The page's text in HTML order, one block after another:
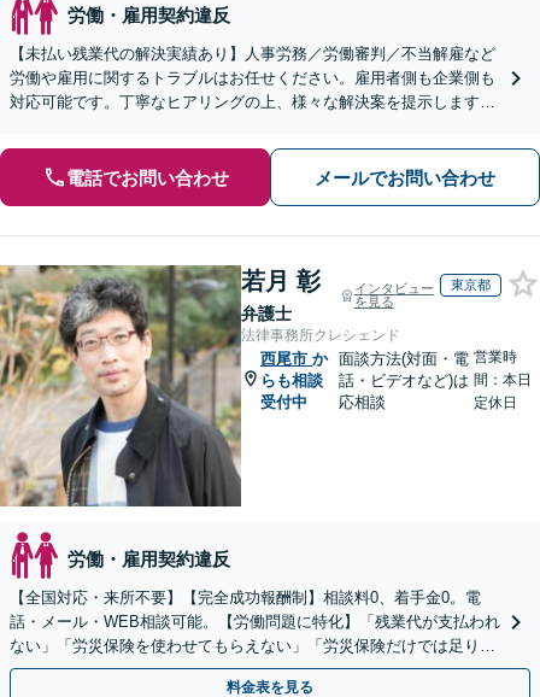
労働・雇用契約違反
【未払い残業代の解決実績あり】人事労務／労働審判／不当解雇など
労働や雇用に関するトラブルはお任せください。雇用者側も企業側も
対応可能です。丁寧なヒアリングの上、様々な解決案を提示します
電話でお問い合わせ メールでお問い合わせ
若月 彰
弁護士
インタビュー
を見る
東京都
法律事務所クレシェンド
西尾市 か
らも相談
受付中
面談方法(対面・電
話・ビデオなど)は
応相談
営業時
間：本日
定休日
労働・雇用契約違反
【全国対応・来所不要】【完全成功報酬制】相談料0、着手金0。電
話・メール・WEB相談可能。【労働問題に特化】「残業代が支払われ
ない」「労災保険を使わせてもらえない」「労災保険だけでは足りな
い。損害賠償請求したい」など労働問題はお任せを。
料金表を見る